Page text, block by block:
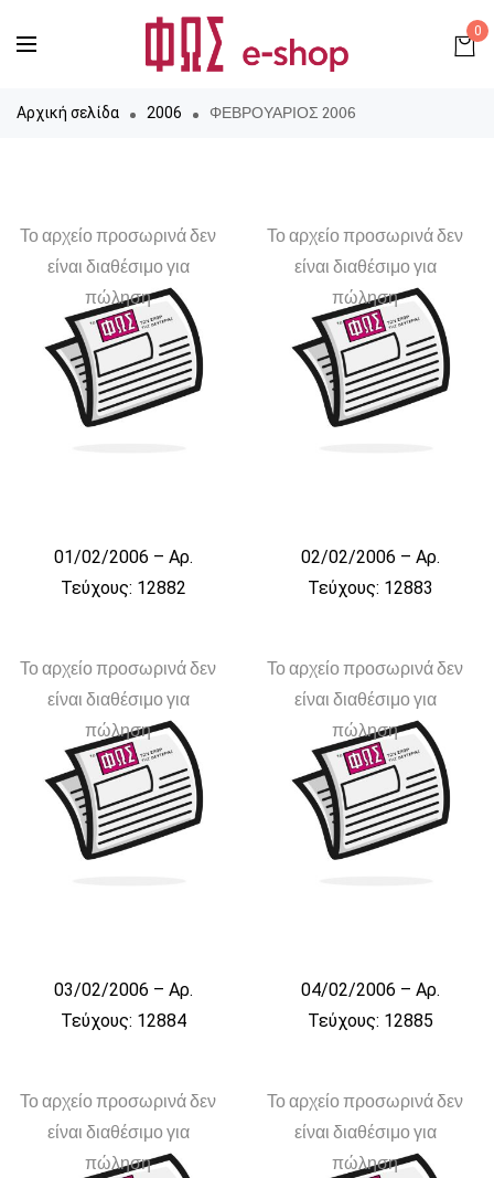
0
Αρχική σελίδα 2006 ΦΕΒΡΟΥΑΡΙΟΣ 2006
Το αρχείο προσωρινά δεν
είναι διαθέσιμο για
πώληση
01/02/2006 – Αρ.
Τεύχους: 12882
Το αρχείο προσωρινά δεν
είναι διαθέσιμο για
πώληση
02/02/2006 – Αρ.
Τεύχους: 12883
Το αρχείο προσωρινά δεν
είναι διαθέσιμο για
πώληση
03/02/2006 – Αρ.
Τεύχους: 12884
Το αρχείο προσωρινά δεν
είναι διαθέσιμο για
πώληση
04/02/2006 – Αρ.
Τεύχους: 12885
Το αρχείο προσωρινά δεν
είναι διαθέσιμο για
πώληση
Το αρχείο προσωρινά δεν
είναι διαθέσιμο για
πώληση